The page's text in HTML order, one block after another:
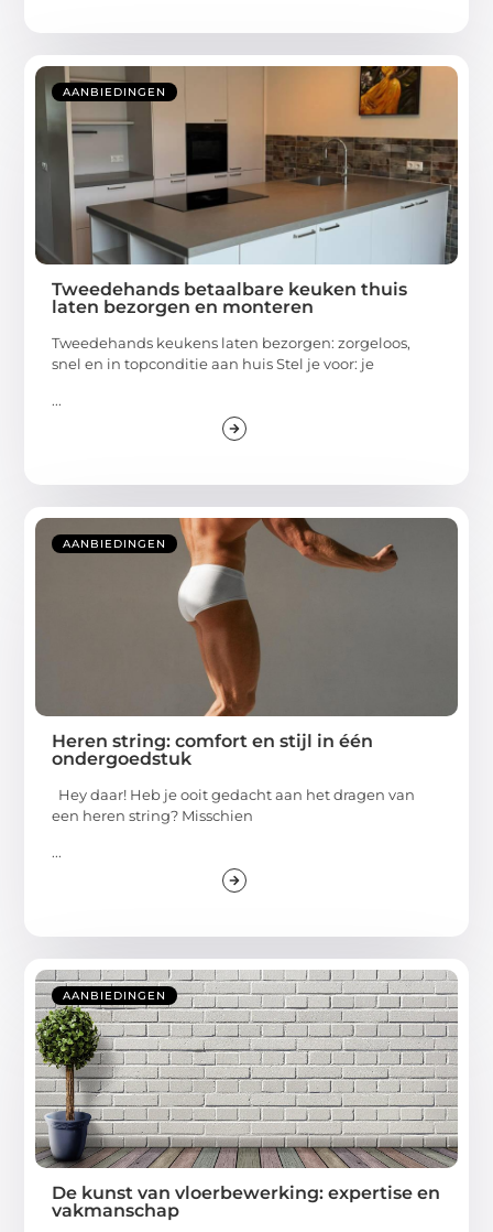
AANBIEDINGEN
Tweedehands betaalbare keuken thuis
laten bezorgen en monteren
Tweedehands keukens laten bezorgen: zorgeloos,
snel en in topconditie aan huis Stel je voor: je
...
AANBIEDINGEN
Heren string: comfort en stijl in één
ondergoedstuk
Hey daar! Heb je ooit gedacht aan het dragen van
een heren string? Misschien
...
AANBIEDINGEN
De kunst van vloerbewerking: expertise en
vakmanschap